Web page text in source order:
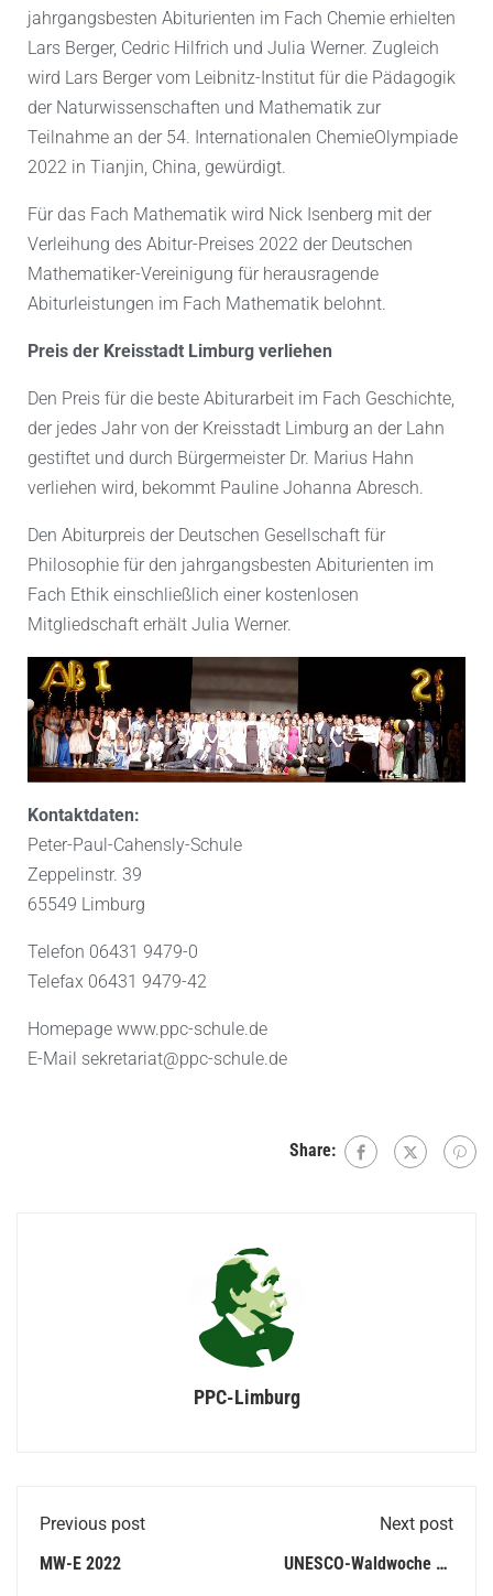
jahrgangsbesten Abiturienten im Fach Chemie erhielten
Lars Berger, Cedric Hilfrich und Julia Werner. Zugleich
wird Lars Berger vom Leibnitz-Institut für die Pädagogik
der Naturwissenschaften und Mathematik zur
Teilnahme an der 54. Internationalen ChemieOlympiade
2022 in Tianjin, China, gewürdigt.
Für das Fach Mathematik wird Nick Isenberg mit der
Verleihung des Abitur-Preises 2022 der Deutschen
Mathematiker-Vereinigung für herausragende
Abiturleistungen im Fach Mathematik belohnt.
Preis der Kreisstadt Limburg verliehen
Den Preis für die beste Abiturarbeit im Fach Geschichte,
der jedes Jahr von der Kreisstadt Limburg an der Lahn
gestiftet und durch Bürgermeister Dr. Marius Hahn
verliehen wird, bekommt Pauline Johanna Abresch.
Den Abiturpreis der Deutschen Gesellschaft für
Philosophie für den jahrgangsbesten Abiturienten im
Fach Ethik einschließlich einer kostenlosen
Mitgliedschaft erhält Julia Werner.
Kontaktdaten:
Peter-Paul-Cahensly-Schule
Zeppelinstr. 39
65549 Limburg
Telefon 06431 9479-0
Telefax 06431 9479-42
Homepage www.ppc-schule.de
E-Mail sekretariat@ppc-schule.de
Share:
PPC-Limburg
Previous post
MW-E 2022
Next post
UNESCO-Waldwoche an